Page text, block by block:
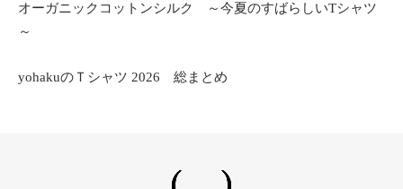
オーガニックコットンシルク ～今夏のすばらしいTシャツ
～
yohakuのＴシャツ 2026 総まとめ